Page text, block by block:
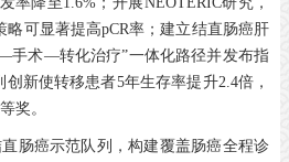
略可显著提高pCR率；建立结直肠癌肝
手术—转化治疗”一体化路径并发布指
新使转移患者5年生存率提升2.4倍，
奖。
肠癌示范队列，构建覆盖肠癌全程诊